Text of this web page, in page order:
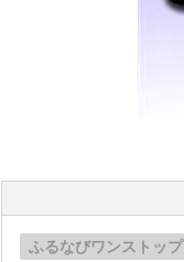
ふるなびワンストッ